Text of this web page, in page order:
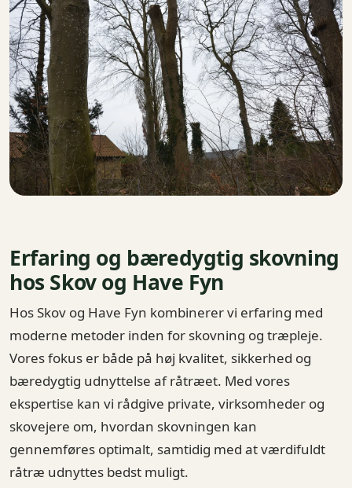
Erfaring og bæredygtig skovning
hos Skov og Have Fyn
Hos Skov og Have Fyn kombinerer vi erfaring med
moderne metoder inden for skovning og træpleje.
Vores fokus er både på høj kvalitet, sikkerhed og
bæredygtig udnyttelse af råtræet. Med vores
ekspertise kan vi rådgive private, virksomheder og
skovejere om, hvordan skovningen kan
gennemføres optimalt, samtidig med at værdifuldt
råtræ udnyttes bedst muligt.